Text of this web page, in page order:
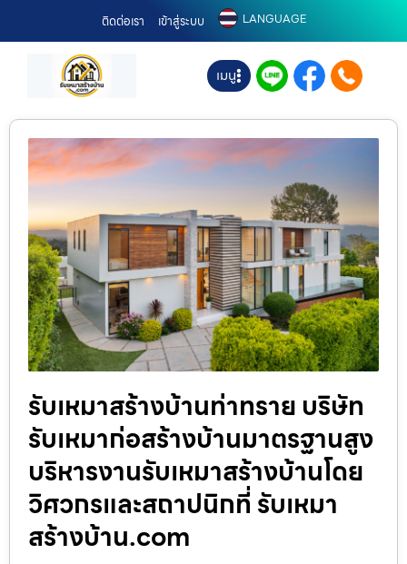
ติดต่อเรา เข้าสู่ระบบ LANGUAGE
เมนู
รับเหมาสร้างบ้านท่าทราย บริษัท
รับเหมาก่อสร้างบ้านมาตรฐานสูง
บริหารงานรับเหมาสร้างบ้านโดย
วิศวกรและสถาปนิกที่ รับเหมา
สร้างบ้าน.com